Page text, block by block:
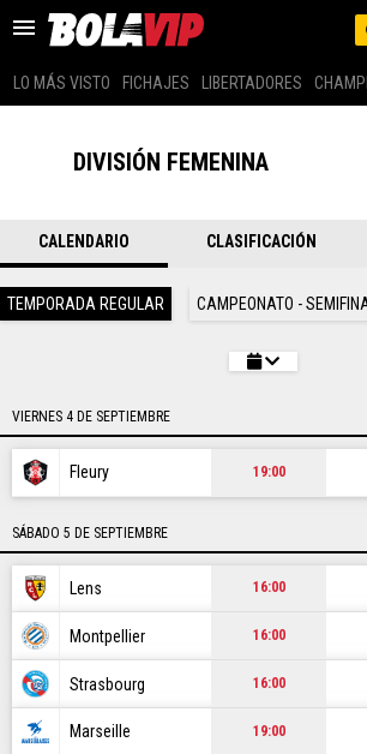
FICHAJES
LIBERTADORES
ELIMINATORIAS
MESSI
CR7
NBA
GAMER
SPOILER
LO MÁS VISTO FICHAJES LIBERTADORES
DIVISIÓN FEMENINA
CALENDARIO CLASIFICACIÓN
TEMPORADA REGULAR CAMPEONATO -
VIERNES 4 DE SEPTIEMBRE
Fleury 19:00
SÁBADO 5 DE SEPTIEMBRE
Lens 16:00
Montpellier 16:00
Strasbourg 16:00
Marseille 19:00